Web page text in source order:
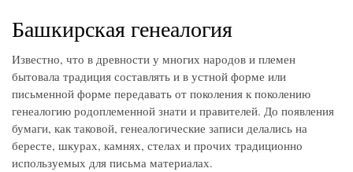
Башкирская генеалогия
Известно, что в древности у многих народов и племен
бытовала традиция составлять и в устной форме или
письменной форме передавать от поколения к поколению
генеалогию родоплеменной знати и правителей. До появления
бумаги, как таковой, генеалогические записи делались на
бересте, шкурах, камнях, стелах и прочих традиционно
используемых для письма материалах.